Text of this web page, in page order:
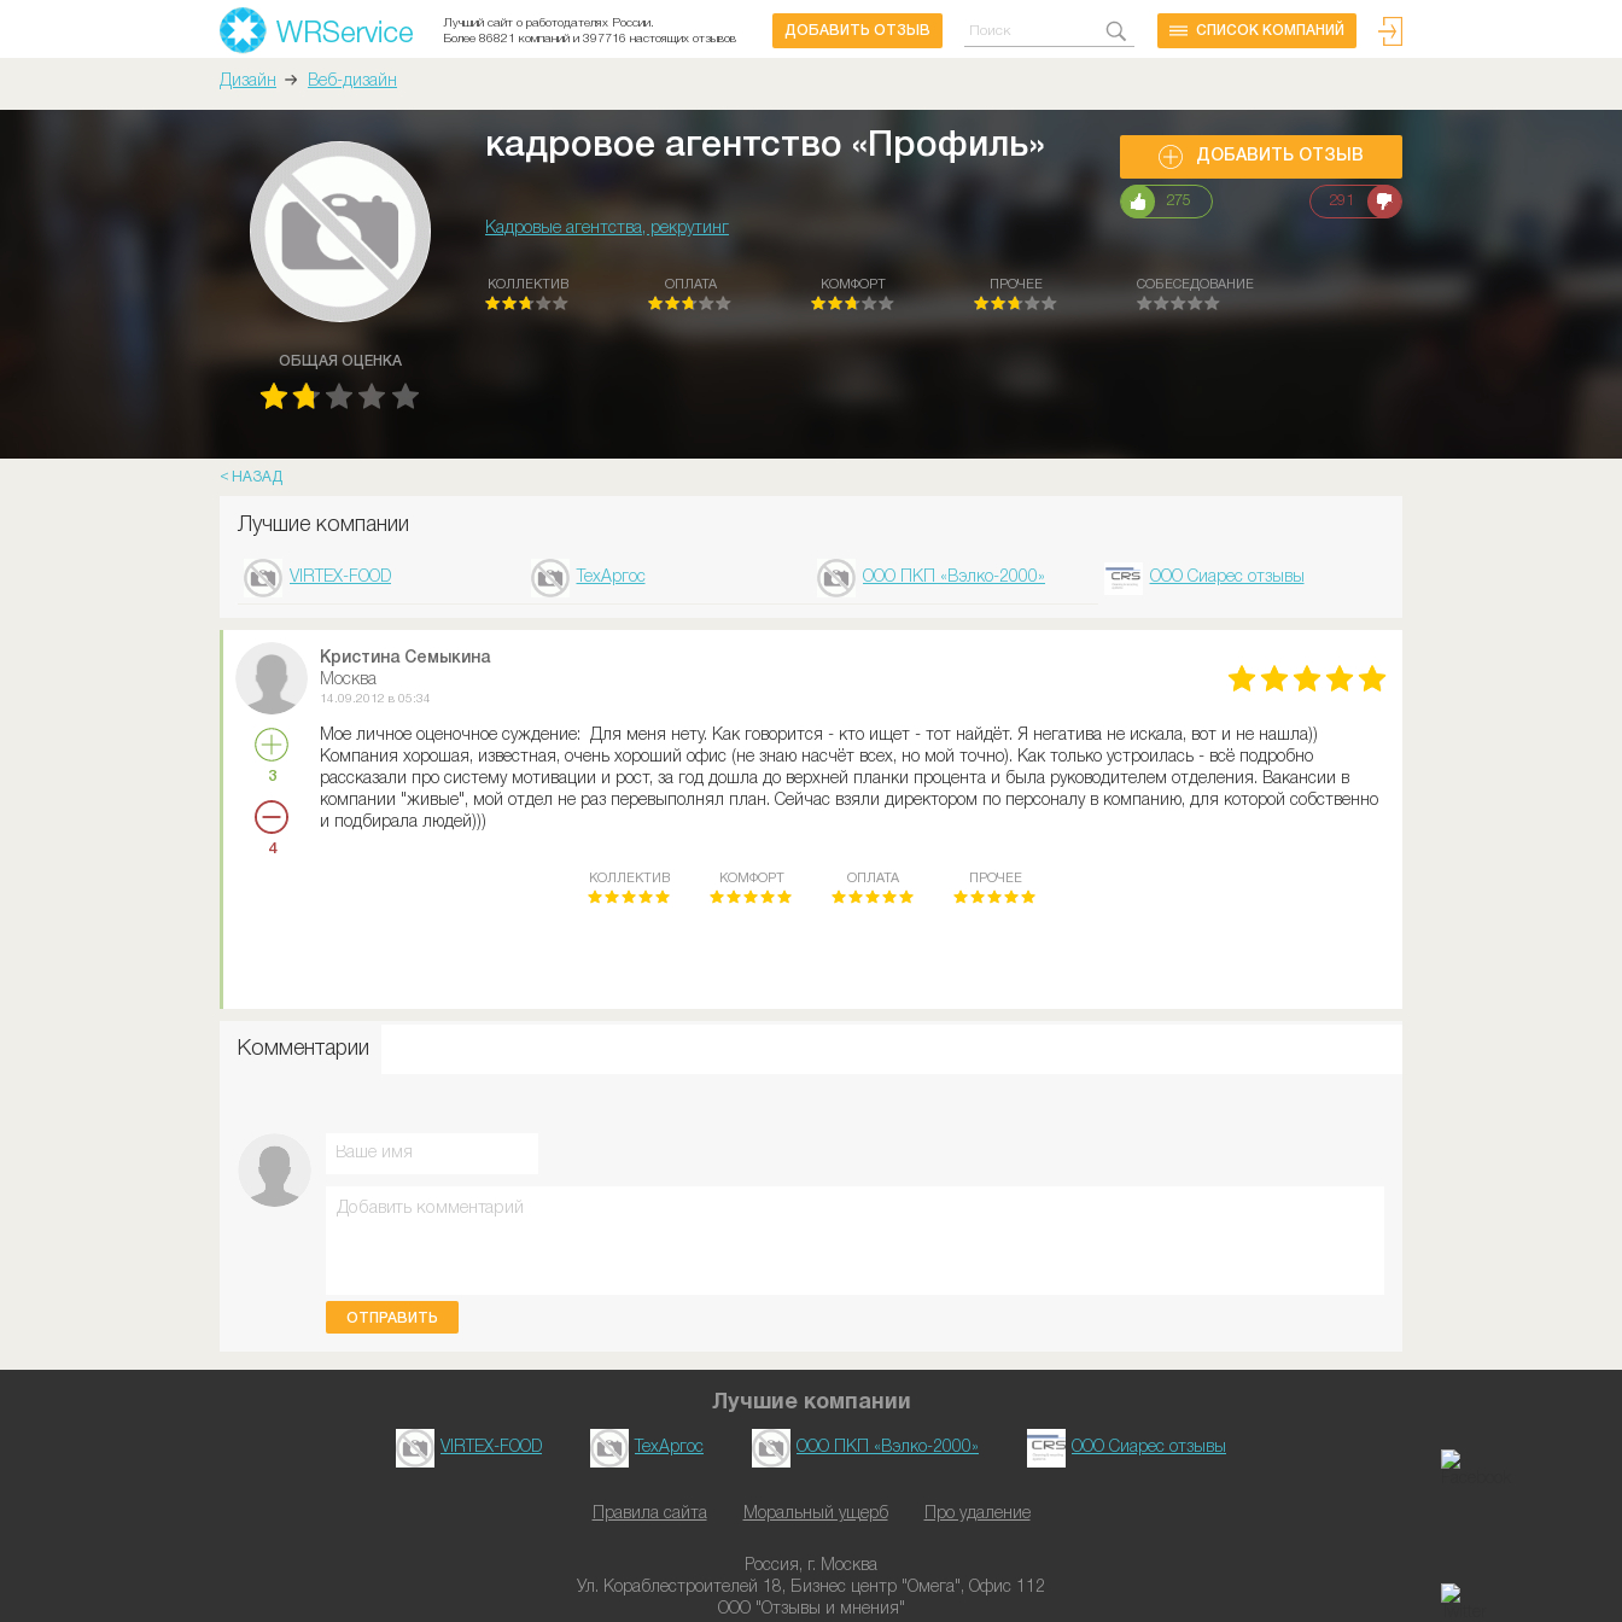
Лучший сайт о работодателях России.
Более 86821 компаний и 397716 настоящих отзывов
ДОБАВИТЬ ОТЗЫВ CПИСОК КОМПАНИЙ
Дизайн Веб-дизайн
ОБЩАЯ ОЦЕНКА
кадровое агентство «Профиль»
Кадровые агентства, рекрутинг
ДОБАВИТЬ ОТЗЫВ
275 291
КОЛЛЕКТИВ ОПЛАТА КОМФОРТ ПРОЧЕЕ СОБЕСЕДОВАНИЕ
НАЗАД
Лучшие компании
VIRTEX-FOOD ТехАргос ООО ПКП «Вэлко-2000» ООО Сиарес отзывы
3
4
Кристина Семыкина
Москва
14.09.2012 в 05:34
Мое личное оценочное суждение: Для меня нету. Как говорится - кто ищет - тот найдёт. Я негатива не искала, вот и не нашла))
Компания хорошая, известная, очень хороший офис (не знаю насчёт всех, но мой точно). Как только устроилась - всё подробно
рассказали про систему мотивации и рост, за год дошла до верхней планки процента и была руководителем отделения. Вакансии в
компании "живые", мой отдел не раз перевыполнял план. Сейчас взяли директором по персоналу в компанию, для которой собственно
и подбирала людей)))
КОЛЛЕКТИВ КОМФОРТ ОПЛАТА ПРОЧЕЕ
Комментарии
ОТПРАВИТЬ
Лучшие компании
VIRTEX-FOOD ТехАргос ООО ПКП «Вэлко-2000» ООО Сиарес отзывы
Правила сайта Моральный ущерб Про удаление
Россия, г. Москва
Ул. Кораблестроителей 18, Бизнес центр "Омега", Офис 112
ООО "Отзывы и мнения"